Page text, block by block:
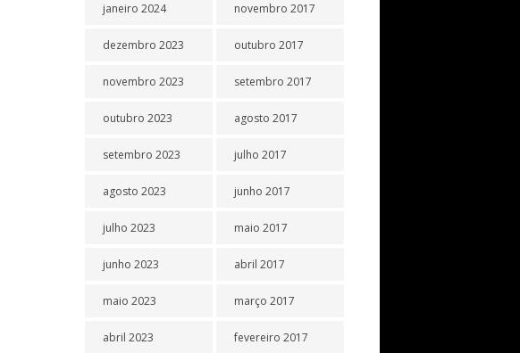
janeiro 2024
dezembro 2023
novembro 2023
outubro 2023
setembro 2023
agosto 2023
julho 2023
junho 2023
maio 2023
abril 2023
novembro 2017
outubro 2017
setembro 2017
agosto 2017
julho 2017
junho 2017
maio 2017
abril 2017
março 2017
fevereiro 2017